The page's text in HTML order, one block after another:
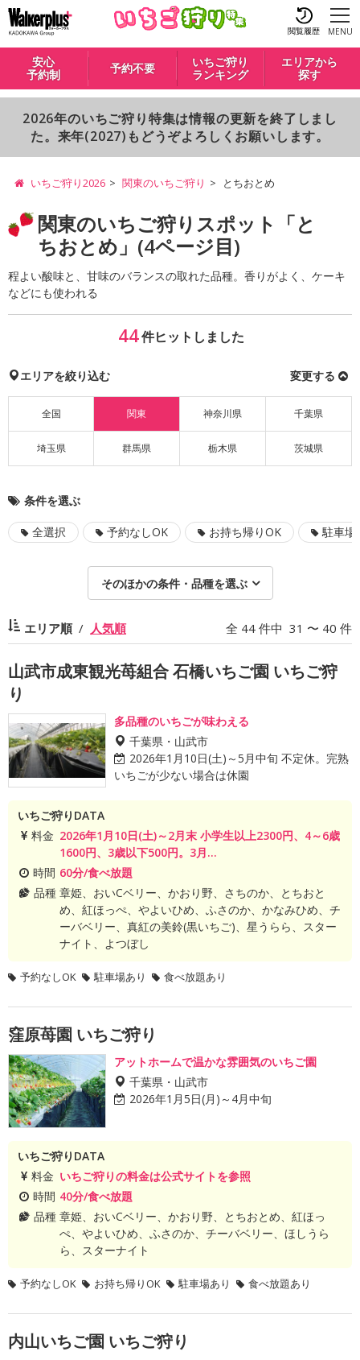
閲覧履歴 MENU
安心
予約制
予約不要
いちご狩り
ランキング
エリアから
探す
2026年のいちご狩り特集は情報の更新を終了しまし
た。来年(2027)もどうぞよろしくお願いします。
いちご狩り2026 関東のいちご狩り とちおとめ
関東のいちご狩りスポット「と
ちおとめ」(4ページ目)
程よい酸味と、甘味のバランスの取れた品種。香りがよく、ケーキ
などにも使われる
44件ヒットしました
エリアを絞り込む 変更する
全国 関東 神奈川県 千葉県
埼玉県 群馬県 栃木県 茨城県
条件を選ぶ
全選択 予約なしOK お持ち帰りOK 駐車場
そのほかの条件・品種を選ぶ
エリア順 人気順 全 44 件中 31 〜 40 件
山武市成東観光苺組合 石橋いちご園 いちご狩
り
多品種のいちごが味わえる
千葉県・山武市
2026年1月10日(土)～5月中旬 不定休。完熟
いちごが少ない場合は休園
いちご狩りDATA
料金 2026年1月10日(土)～2月末 小学生以上2300円、4～6歳
1600円、3歳以下500円。3月...
時間 60分/食べ放題
品種 章姫、おいCベリー、かおり野、さちのか、とちおと
め、紅ほっぺ、やよいひめ、ふさのか、かなみひめ、チ
ーバベリー、真紅の美鈴(黒いちご)、星うらら、スター
ナイト、よつぼし
予約なしOK 駐車場あり 食べ放題あり
窪原苺園 いちご狩り
アットホームで温かな雰囲気のいちご園
千葉県・山武市
2026年1月5日(月)～4月中旬
いちご狩りDATA
料金 いちご狩りの料金は公式サイトを参照
時間 40分/食べ放題
品種 章姫、おいCベリー、かおり野、とちおとめ、紅ほっ
ぺ、やよいひめ、ふさのか、チーバベリー、ほしうら
ら、スターナイト
予約なしOK お持ち帰りOK 駐車場あり 食べ放題あり
内山いちご園 いちご狩り